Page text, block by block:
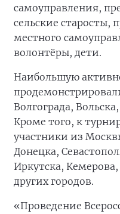
самоуправления,
сельские старосты,
местного
волонтёры, дети.
Наибольшую
Волгограда,
Кроме того, к
участники из
Донецка,
Иркутска,
других городов.
«Проведение